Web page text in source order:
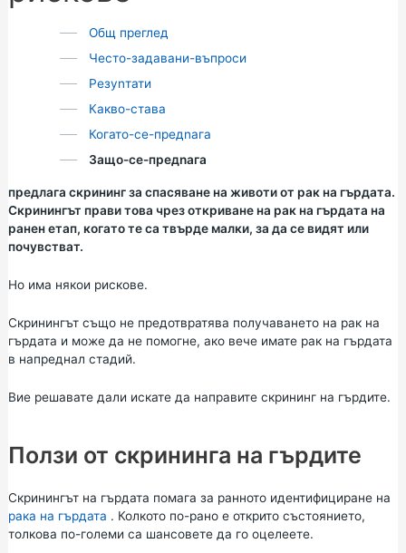
Общ преглед
Често-задавани-въпроси
Резуnтати
Какво-става
Когато-се-предnага
Защо-се-предnага
предлага скрининг за спасяване на животи от рак на гърдата.
Скринингът прави това чрез откриване на рак на гърдата на
ранен етап, когато те са твърде малки, за да се видят или
почувстват.
Но има някои рискове.
Скринингът също не предотвратява получаването на рак на
гърдата и може да не помогне, ако вече имате рак на гърдата
в напреднал стадий.
Вие решавате дали искате да направите скрининг на гърдите.
Ползи от скрининга на гърдите
Скринингът на гърдата помага за ранното идентифициране на
рака на гърдата . Колкото по-рано е открито състоянието,
толкова по-големи са шансовете да го оцелеете.